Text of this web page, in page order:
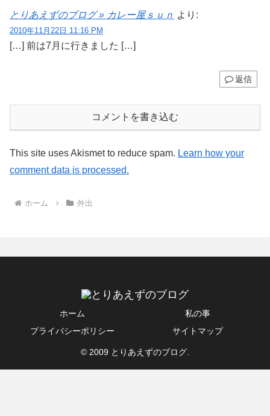
とりあえずのブログ » カレー屋ｓｕｎ より:
2010年11月22日 11:16 PM
[…] 前は7月に行きました […]
返信
コメントを書き込む
This site uses Akismet to reduce spam. Learn how your
comment data is processed.
ホーム 外出
ホーム
私の事
プライバシーポリシー
サイトマップ
© 2009 とりあえずのブログ.